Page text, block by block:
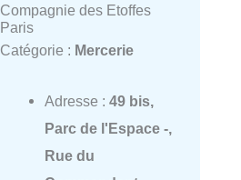
Compagnie des Etoffes
Paris
Catégorie : Mercerie
Adresse : 49 bis,
Parc de l'Espace -,
Rue du